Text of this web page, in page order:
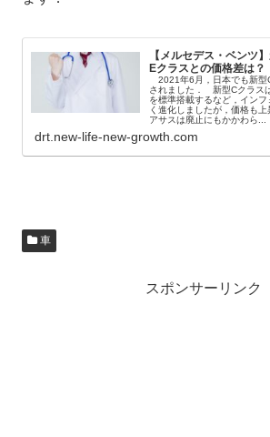
【メルセデス・ベンツ
Eクラスとの価格差は？
2021年6月，日本でも新型
されました． 新型Cクラス
を標準搭載するなど，インフ
く進化しましたが，価格も
アサスは廃止にもかかわら...
drt.new-life-new-growth.com
車
スポンサーリンク